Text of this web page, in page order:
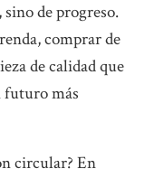
de progreso.
comprar de
de calidad que
futuro más
circular? En